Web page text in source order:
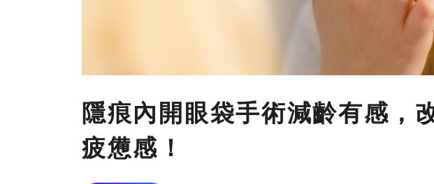
隱痕內開眼袋手術減齡有感，
疲憊感！